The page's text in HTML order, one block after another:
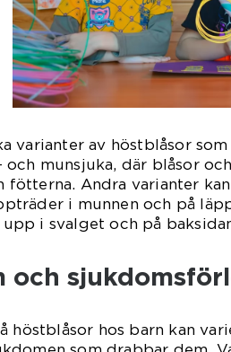
varianter av höstblåsor
och munsjuka, där blåsor
fötterna. Andra varianter
i munnen och på
i svalget och på
och
höstblåsor hos barn kan